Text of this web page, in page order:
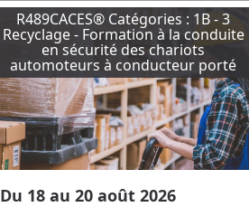
R489CACES® Catégories : 1B - 3
Recyclage - Formation à la conduite
en sécurité des chariots
automoteurs à conducteur porté
Du 18 au 20 août 2026